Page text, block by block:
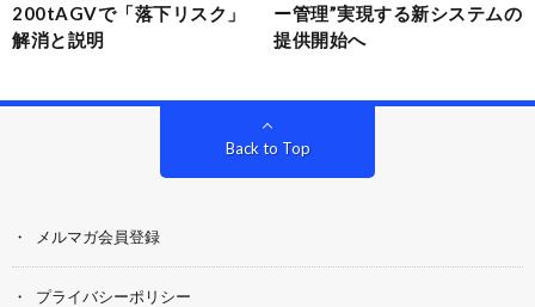
200tAGVで「落下リスク」
解消と説明
ー管理”実現する新システムの
提供開始へ
Back to Top
メルマガ会員登録
プライバシーポリシー